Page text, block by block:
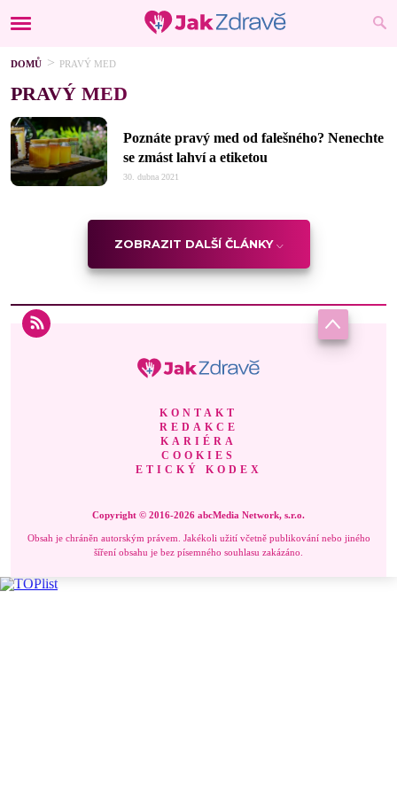
DOMŮ PRAVÝ MED
PRAVÝ MED
Poznáte pravý med od falešného? Nenechte
se zmást lahví a etiketou
30. dubna 2021
ZOBRAZIT DALŠÍ ČLÁNKY
KONTAKT
REDAKCE
KARIÉRA
COOKIES
ETICKÝ KODEX
Copyright © 2016-2026 abcMedia Network, s.r.o.
Obsah je chráněn autorským právem. Jakékoli užití včetně publikování nebo jiného
šíření obsahu je bez písemného souhlasu zakázáno.